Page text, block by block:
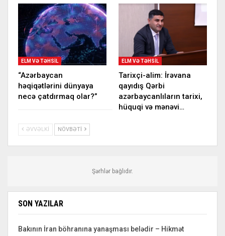
ELM VƏ TƏHSIL
“Azərbaycan
həqiqətlərini dünyaya
necə çatdırmaq olar?”
ELM VƏ TƏHSIL
Tarixçi-alim: İrəvana
qayıdış Qərbi
azərbaycanlıların tarixi,
hüquqi və mənəvi…
ƏVVƏLKI NÖVBƏTI
Şərhlər bağlıdır.
SON YAZILAR
Bakının İran böhranına yanaşması belədir – Hikmət